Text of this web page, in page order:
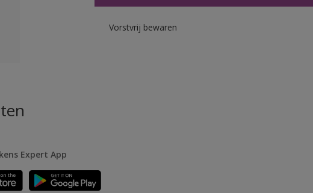
Vorstvrij bewaren
Expert App